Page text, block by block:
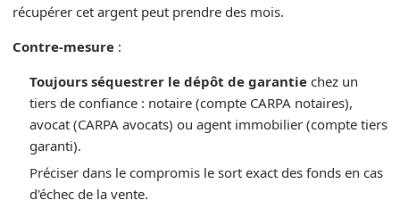
récupérer cet argent peut prendre des mois.
Contre-mesure :
Toujours séquestrer le dépôt de garantiechez un
tiers de confiance : notaire (compte CARPA notaires),
avocat (CARPA avocats) ou agent immobilier (compte tiers
garanti).
Préciser dans le compromis le sort exact des fonds en cas
d'échec de la vente.